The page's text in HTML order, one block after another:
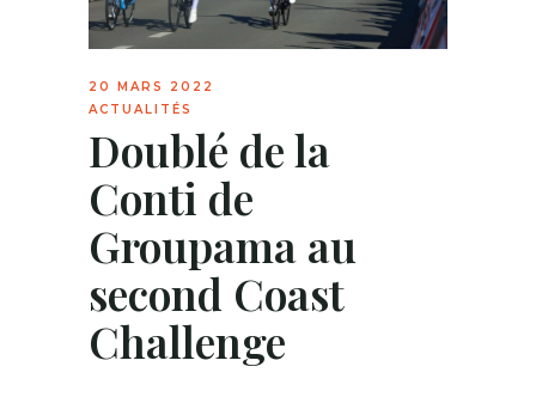
20 MARS 2022
ACTUALITÉS
Doublé de la
Conti de
Groupama au
second Coast
Challenge